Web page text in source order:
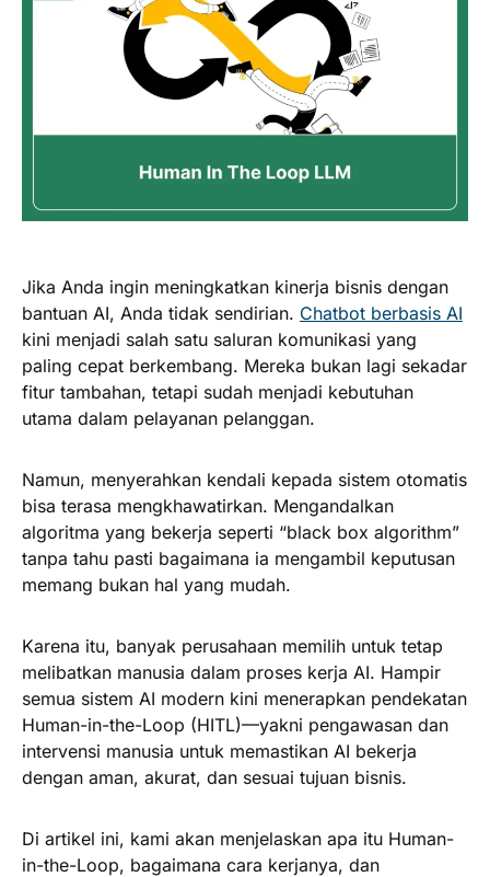
Jika Anda ingin meningkatkan kinerja bisnis dengan
bantuan AI, Anda tidak sendirian. Chatbot berbasis AI
kini menjadi salah satu saluran komunikasi yang
paling cepat berkembang. Mereka bukan lagi sekadar
fitur tambahan, tetapi sudah menjadi kebutuhan
utama dalam pelayanan pelanggan.
Namun, menyerahkan kendali kepada sistem otomatis
bisa terasa mengkhawatirkan. Mengandalkan
algoritma yang bekerja seperti “black box algorithm”
tanpa tahu pasti bagaimana ia mengambil keputusan
memang bukan hal yang mudah.
Karena itu, banyak perusahaan memilih untuk tetap
melibatkan manusia dalam proses kerja AI. Hampir
semua sistem AI modern kini menerapkan pendekatan
Human-in-the-Loop (HITL)—yakni pengawasan dan
intervensi manusia untuk memastikan AI bekerja
dengan aman, akurat, dan sesuai tujuan bisnis.
Di artikel ini, kami akan menjelaskan apa itu Human-
in-the-Loop, bagaimana cara kerjanya, dan